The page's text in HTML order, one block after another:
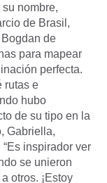
nombre,
de Brasil,
de
para mapear
perfecta.
rutas e
hubo
de su tipo en la
Gabriella,
inspirador ver
se unieron
otros. ¡Estoy